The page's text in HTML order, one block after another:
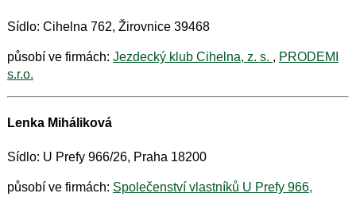
Sídlo: Cihelna 762, Žirovnice 39468
působí ve firmách: Jezdecký klub Cihelna, z. s. , PRODEMI
s.r.o.
Lenka Miháliková
Sídlo: U Prefy 966/26, Praha 18200
působí ve firmách: Společenství vlastníků U Prefy 966,